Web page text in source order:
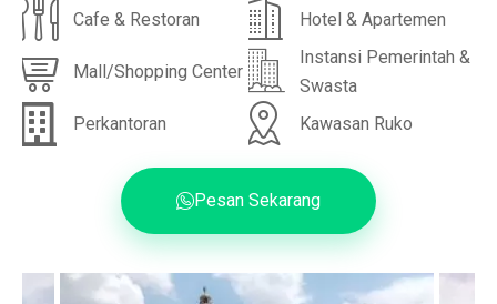
Cafe & Restoran Hotel & Apartemen
Mall/Shopping Center
Instansi Pemerintah &
Swasta
Perkantoran
Kawasan Ruko
Pesan Sekarang